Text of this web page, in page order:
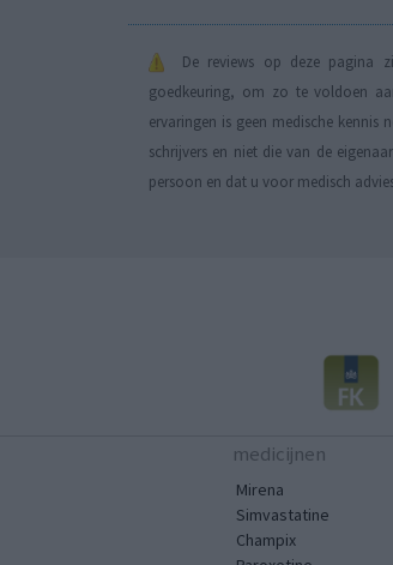
De reviews op deze pagina
goedkeuring, om zo te voldoen
ervaringen is geen medische kennis
schrijvers en niet die van de
persoon en dat u voor medisch
medicijnen
Mirena
Simvastatine
Champix